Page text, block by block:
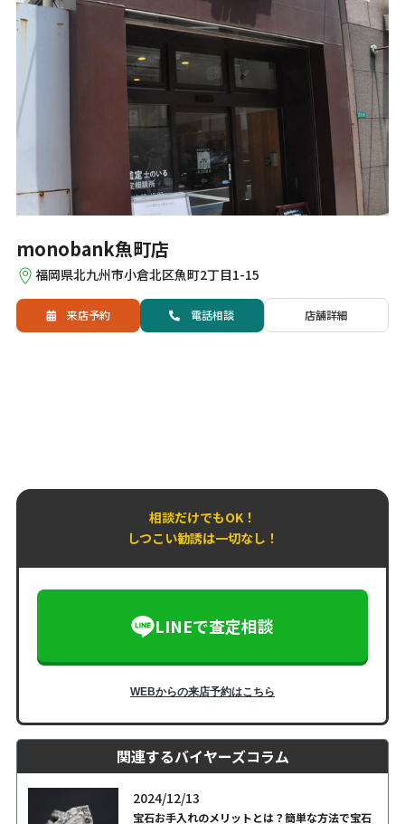
monobank魚町店
福岡県北九州市小倉北区魚町2丁目1-15
来店予約 電話相談 店舗詳細
相談だけでもOK！
しつこい勧誘は一切なし！
LINEで査定相談
WEBからの来店予約はこちら
関連するバイヤーズコラム
2024/12/13
宝石お手入れのメリットとは？簡単な方法で宝石